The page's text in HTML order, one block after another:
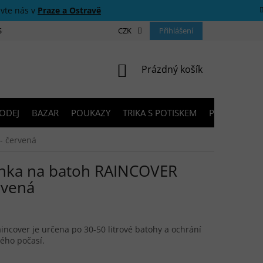
nás v Praze a Ostravě
PRODEJNY KONTAKTY
CZK Přihlášení
NÁKUPNÍ KOŠÍK
Prázdný košík
BAZAR POUKAZY TRIKA S POTISKEM PŮJČOVNA
červená
na batoh RAINCOVER
je určena po 30-50 litrové batohy a ochrání
počasí.